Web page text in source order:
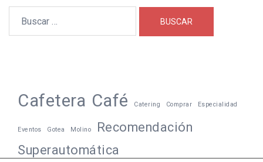
Cafetera Café Catering Comprar Especialidad
Eventos Gotea Molino
Recomendación
Superautomática